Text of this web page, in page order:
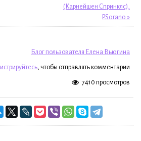
(Карнейшен Спринклс),
P.Sorano »
Блог пользователя Елена Вьюгина
, чтобы отправлять комментарии
7410 просмотров